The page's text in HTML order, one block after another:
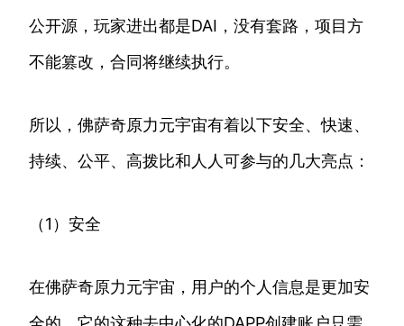
公开源，玩家进出都是DAI，没有套路，项目方
不能篡改，合同将继续执行。
所以，佛萨奇原力元宇宙有着以下安全、快速、
持续、公平、高拨比和人人可参与的几大亮点：
（1）安全
在佛萨奇原力元宇宙，用户的个人信息是更加安